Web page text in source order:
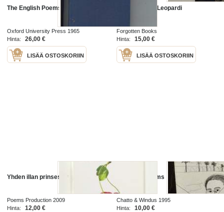
The English Poems of Milton
Oxford University Press 1965
Hinta:
26,00 €
LISÄÄ OSTOSKORIIN
The Poems of Leopardi
Forgotten Books
Hinta:
15,00 €
LISÄÄ OSTOSKORIIN
Yhden illan prinsessa
Poems Production 2009
Hinta:
12,00 €
Collected poems
Chatto & Windus 1995
Hinta:
10,00 €